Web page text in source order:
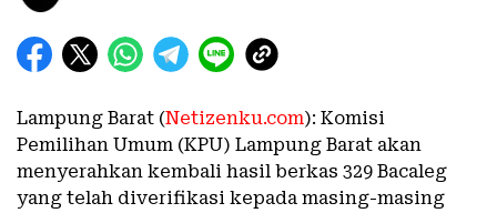
Lampung Barat (Netizenku.com): Komisi
Pemilihan Umum (KPU) Lampung Barat akan
menyerahkan kembali hasil berkas 329 Bacaleg
yang telah diverifikasi kepada masing-masing